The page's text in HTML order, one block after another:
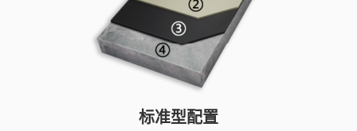
标准型配置